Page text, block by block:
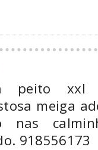
peito xxl
meiga
nas
918556173